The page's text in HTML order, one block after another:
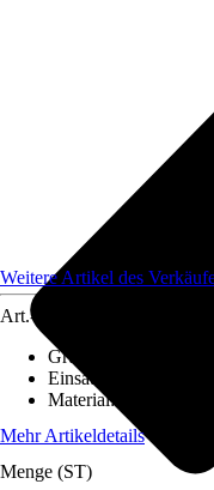
Weitere Artikel des
Art.-Nr.
Grundfarbe
Einsatzbereich
Material:
Mehr Artikeldetails
Menge (ST)